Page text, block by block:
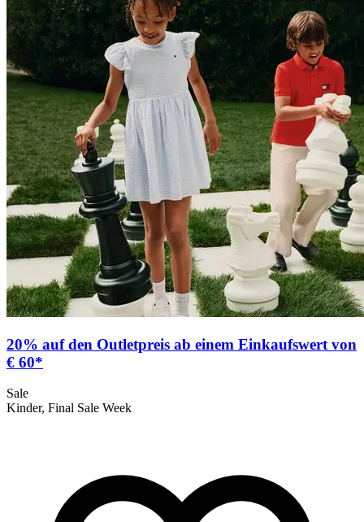
20% auf den Outletpreis ab einem Einkaufswert von
€ 60*
Sale
Kinder, Final Sale Week